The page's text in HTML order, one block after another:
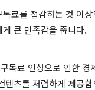
독료를 절감하는 것 이
큰 만족감을 줍니다.
독료 인상으로 인한 경
텐츠를 저렴하게 제공